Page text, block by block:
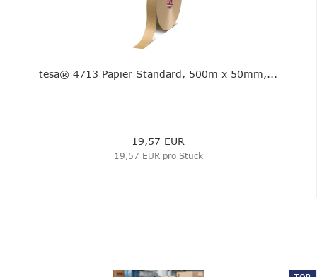
tesa® 4713 Papier Standard, 500m x 50mm,...
19,57 EUR
19,57 EUR pro Stück